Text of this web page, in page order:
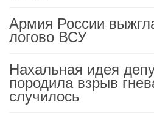
Армия России
логово ВСУ
Нахальная идея
породила взрыв
случилось